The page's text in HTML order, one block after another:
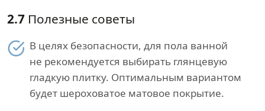
2.7 Полезные советы
В целях безопасности, для пола ванной
не рекомендуется выбирать глянцевую
гладкую плитку. Оптимальным вариантом
будет шероховатое матовое покрытие.